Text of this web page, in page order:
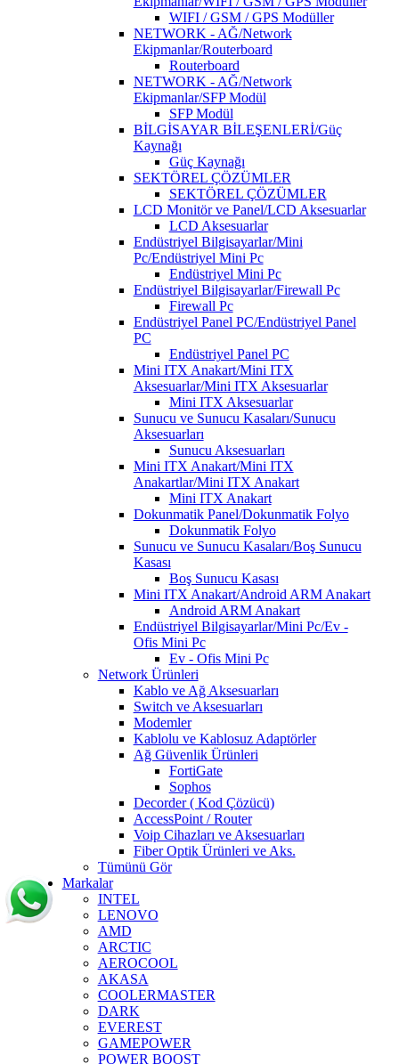
WIFI / GSM / GPS Modüller
NETWORK - AĞ/Network
Ekipmanlar/Routerboard
Routerboard
NETWORK - AĞ/Network
Ekipmanlar/SFP Modül
SFP Modül
BİLGİSAYAR BİLEŞENLERİ/Güç
Kaynağı
Güç Kaynağı
SEKTÖREL ÇÖZÜMLER
SEKTÖREL ÇÖZÜMLER
LCD Monitör ve Panel/LCD Aksesuarlar
LCD Aksesuarlar
Endüstriyel Bilgisayarlar/Mini
Pc/Endüstriyel Mini Pc
Endüstriyel Mini Pc
Endüstriyel Bilgisayarlar/Firewall Pc
Firewall Pc
Endüstriyel Panel PC/Endüstriyel Panel
PC
Endüstriyel Panel PC
Mini ITX Anakart/Mini ITX
Aksesuarlar/Mini ITX Aksesuarlar
Mini ITX Aksesuarlar
Sunucu ve Sunucu Kasaları/Sunucu
Aksesuarları
Sunucu Aksesuarları
Mini ITX Anakart/Mini ITX
Anakartlar/Mini ITX Anakart
Mini ITX Anakart
Dokunmatik Panel/Dokunmatik Folyo
Dokunmatik Folyo
Sunucu ve Sunucu Kasaları/Boş Sunucu
Kasası
Boş Sunucu Kasası
Mini ITX Anakart/Android ARM Anakart
Android ARM Anakart
Endüstriyel Bilgisayarlar/Mini Pc/Ev -
Ofis Mini Pc
Ev - Ofis Mini Pc
Network Ürünleri
Kablo ve Ağ Aksesuarları
Switch ve Aksesuarları
Modemler
Kablolu ve Kablosuz Adaptörler
Ağ Güvenlik Ürünleri
FortiGate
Sophos
Decorder ( Kod Çözücü)
AccessPoint / Router
Voip Cihazları ve Aksesuarları
Fiber Optik Ürünleri ve Aks.
Tümünü Gör
Markalar
INTEL
LENOVO
AMD
ARCTIC
AEROCOOL
AKASA
COOLERMASTER
DARK
EVEREST
GAMEPOWER
POWER BOOST